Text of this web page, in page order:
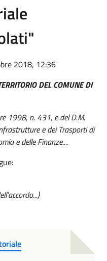
2018, 12:36
DEL COMUNE DI
1998, n. 431, e del D.M.
e dei Trasporti di
e delle Finanze....